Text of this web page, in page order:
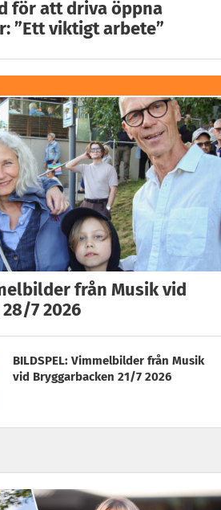
för att driva öppna
”Ett viktigt arbete”
från Musik vid
7 2026
BILDSPEL: Vimmelbilder från Musik
vid Bryggarbacken 21/7 2026